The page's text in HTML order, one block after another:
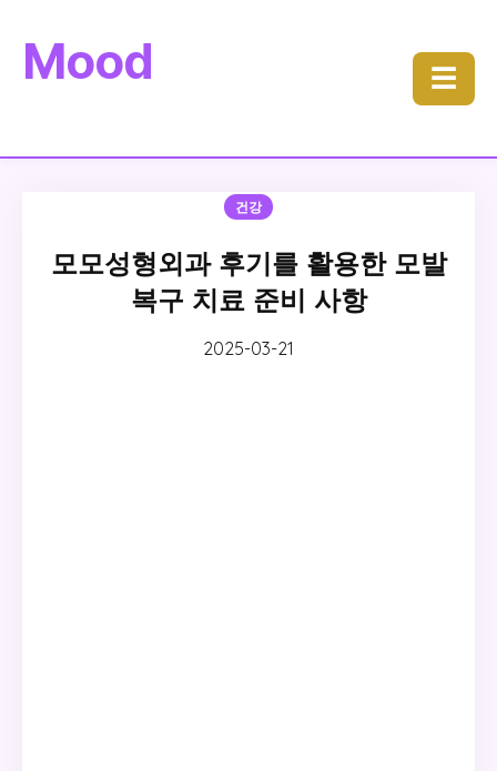
Mood ☰
건강
모모성형외과 후기를 활용한 모발
복구 치료 준비 사항
2025-03-21